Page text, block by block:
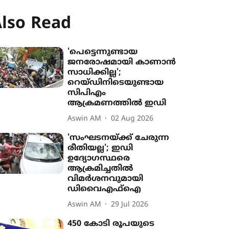
Read
'പെട്ടെന്നുണ്ടായ
ജനരോഷമായി കാണാൻ
സാധിക്കില്ല';
റെയ്ഡിനിടെയുണ്ടായ
സിപിഎം
ആക്രമണത്തിൽ ഇഡി
Aswin AM 02 Aug 2026
'സംഘടനയ്ക്ക് ചേരുന്ന
രീതിയല്ല'; ഇഡി
ഉദ‍്യോഗസ്ഥരെ
ആക്രമിച്ചതിൽ
വിമർശനവുമായി
ഡിവൈഎഫ്ഐ
Aswin AM 29 Jul 2026
450 കോടി രൂപയുടെ